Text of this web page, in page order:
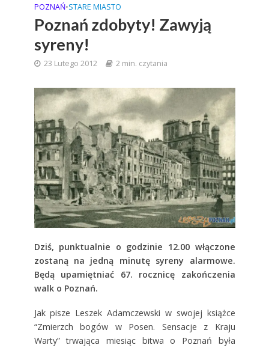
POZNAŃ•STARE MIASTO
Poznań zdobyty! Zawyją
syreny!
23 Lutego 2012 2 min. czytania
Dziś, punktualnie o godzinie 12.00 włączone
zostaną na jedną minutę syreny alarmowe.
Będą upamiętniać 67. rocznicę zakończenia
walk o Poznań.
Jak pisze Leszek Adamczewski w swojej książce
“Zmierzch bogów w Posen. Sensacje z Kraju
Warty” trwająca miesiąc bitwa o Poznań była